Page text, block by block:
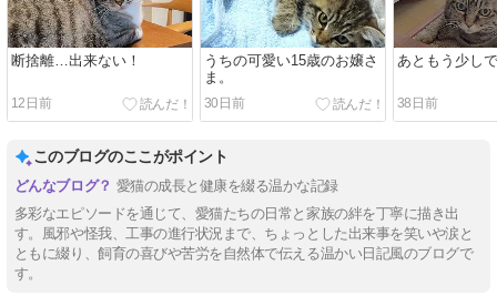
断捨離…出来ない！
12日前
うちの可愛い15歳のお嬢さ
ま。
30日前
あともう少し
38日前
このブログのここがポイント
愛猫の成長と健康を綴る温かな記録
多彩なエピソードを通じて、愛猫たちの日常と家族の絆を丁寧に描き出
す。風邪や怪我、工事の進行状況まで、ちょっとした出来事を笑いや涙と
ともに綴り、飼育の喜びや苦労を自然体で伝える温かい日記風のブログで
す。